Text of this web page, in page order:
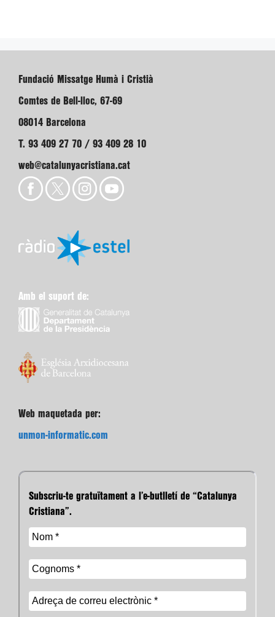
Fundació Missatge Humà i Cristià
Comtes de Bell-lloc, 67-69
08014 Barcelona
T. 93 409 27 70 / 93 409 28 10
web@catalunyacristiana.cat
Amb el suport de:
Web maquetada per:
unmon-informatic.com
Subscriu-te gratuïtament a l’e-butlletí de “Catalunya
Cristiana”.